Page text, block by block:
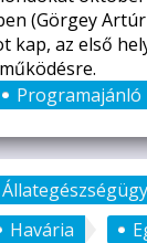
(Görgey
kap, az első
Programajánló
Állategészségügy
Havária